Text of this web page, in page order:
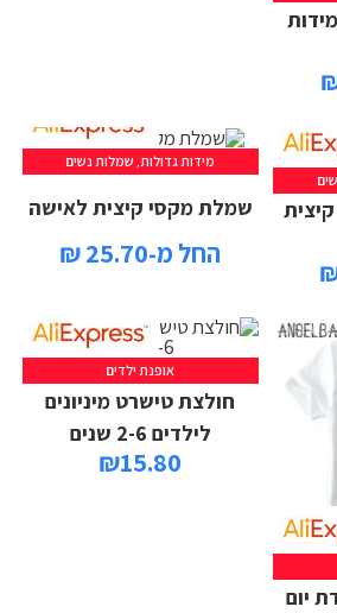
מידות גדולות, שמלות נשים
שמלת מקסי קיצית לאישה
החל מ-25.70 ₪
יום
אופנת ילדים
חולצת טישרט מיניונים
לילדים 2-6 שנים
₪15.80